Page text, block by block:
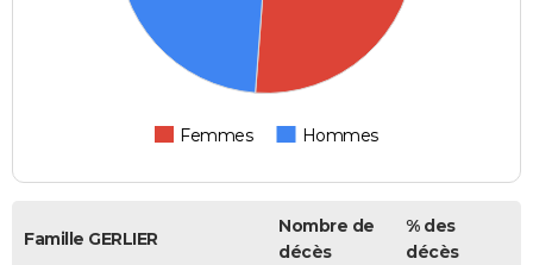
Femmes Hommes
Famille GERLIER
Nombre de
décès
% des
décès